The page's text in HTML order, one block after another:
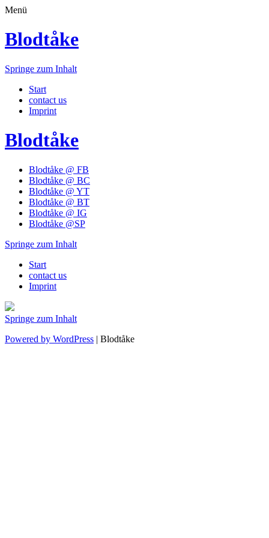
Menü
Blodtåke
Springe zum Inhalt
Start
contact us
Imprint
Blodtåke
Blodtåke @ FB
Blodtåke @ BC
Blodtåke @ YT
Blodtåke @ BT
Blodtåke @ IG
Blodtåke @SP
Springe zum Inhalt
Start
contact us
Imprint
Springe zum Inhalt
Powered by WordPress | Blodtåke